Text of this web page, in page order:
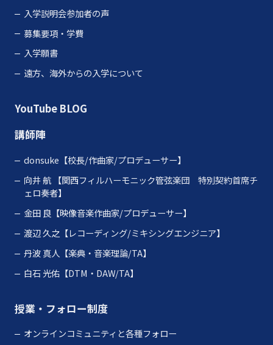
入学説明会参加者の声
募集要項・学費
入学願書
遠方、海外からの入学について
YouTube BLOG
講師陣
donsuke【校長/作曲家/プロデューサー】
向井 航 【関西フィルハーモニック管弦楽団 特別契約首席チ
ェロ奏者】
金田 良【映像音楽作曲家/プロデューサー】
渡辺 久之【レコーディング/ミキシングエンジニア】
丹波 真人【楽典・音楽理論/TA】
白石 光佑【DTM・DAW/TA】
授業・フォロー制度
オンラインコミュニティと各種フォロー